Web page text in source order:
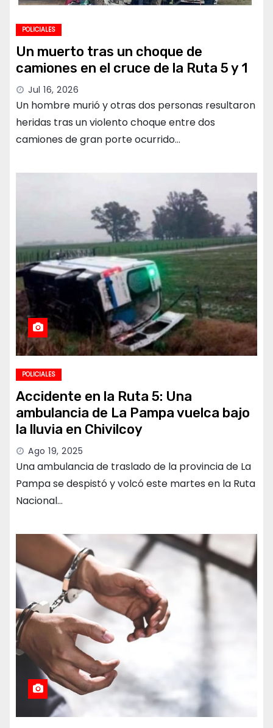
POLICIALES
Un muerto tras un choque de
camiones en el cruce de la Ruta 5 y 1
Jul 16, 2026
Un hombre murió y otras dos personas resultaron
heridas tras un violento choque entre dos
camiones de gran porte ocurrido…
POLICIALES
Accidente en la Ruta 5: Una
ambulancia de La Pampa vuelca bajo
la lluvia en Chivilcoy
Ago 19, 2025
Una ambulancia de traslado de la provincia de La
Pampa se despistó y volcó este martes en la Ruta
Nacional…